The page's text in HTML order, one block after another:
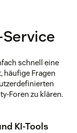
schnell eine
häufige Fragen
Foren zu klären.
KI-Tools